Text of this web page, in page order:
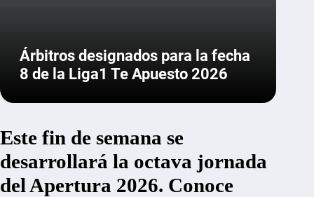
Árbitros designados para la fecha
8 de la Liga1 Te Apuesto 2026
Este fin de semana se
desarrollará la octava jornada
del Apertura 2026. Conoce